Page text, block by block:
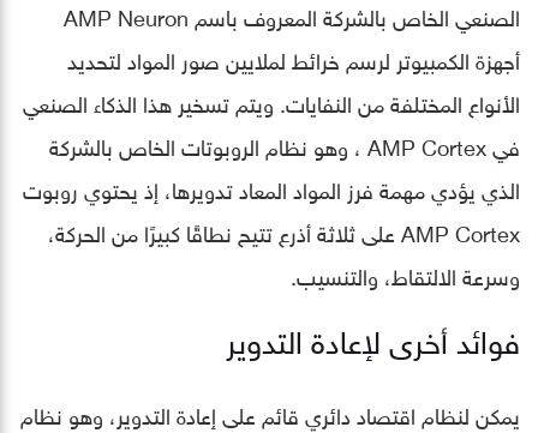
الصنعي الخاص بالشركة المعروف باسم AMP Neuron
أجهزة الكمبيوتر لرسم خرائط لملايين صور المواد لتحديد
الأنواع المختلفة من النفايات. ويتم تسخير هذا الذكاء الصنعي
في AMP Cortex ، وهو نظام الروبوتات الخاص بالشركة
الذي يؤدي مهمة فرز المواد المعاد تدويرها، إذ يحتوي روبوت
AMP Cortex على ثلاثة أذرع تتيح نطاقًا كبيرًا من الحركة،
وسرعة الالتقاط، والتنسيب.
فوائد أخرى لإعادة التدوير
يمكن لنظام اقتصاد دائري قائم على إعادة التدوير، وهو نظام